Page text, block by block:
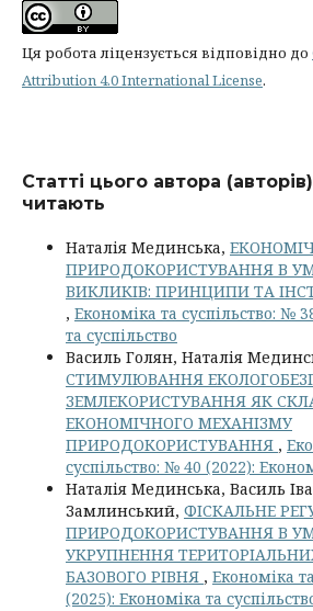
Ця робота ліцензується відповідно до
Attribution 4.0 International License.
Статті цього автора
читають
Наталія Мединська,
ПРИРОДОКОРИСТУВАННЯ В
ВИКЛИКІВ: ПРИНЦИПИ ТА
, Економіка та суспільство: №
та суспільство
Василь Голян, Наталія
СТИМУЛЮВАННЯ
ЗЕМЛЕКОРИСТУВАННЯ ЯК
ЕКОНОМІЧНОГО МЕХАНІЗМУ
ПРИРОДОКОРИСТУВАННЯ ,
суспільство: № 40 (2022):
Наталія Мединська, Василь
Замлинський, ФІСКАЛЬНЕ
ПРИРОДОКОРИСТУВАННЯ В
УКРУПНЕННЯ
БАЗОВОГО РІВНЯ , Економіка
(2025): Економіка та